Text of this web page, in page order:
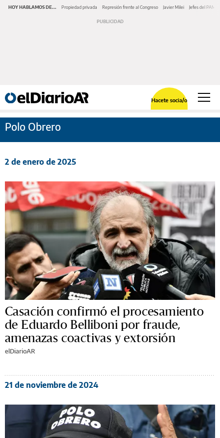
HOY HABLAMOS DE... Propiedad privada Represión frente al Congreso Javier Milei Jefes del PAMI
Hacete socia/o
Polo Obrero
2 de enero de 2025
Casación confirmó el procesamiento
de Eduardo Belliboni por fraude,
amenazas coactivas y extorsión
elDiarioAR
21 de noviembre de 2024